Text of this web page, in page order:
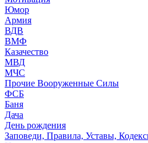
Юмор
Армия
ВДВ
ВМФ
Казачество
МВД
МЧС
Прочие Вооруженные Силы
ФСБ
Баня
Дача
День рождения
Заповеди, Правила, Уставы,